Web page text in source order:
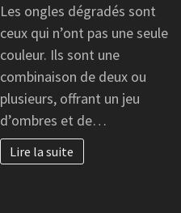
Les ongles dégradés sont
ceux qui n’ont pas une seule
couleur. Ils sont une
combinaison de deux ou
plusieurs, offrant un jeu
d’ombres et de…
Lire la suite